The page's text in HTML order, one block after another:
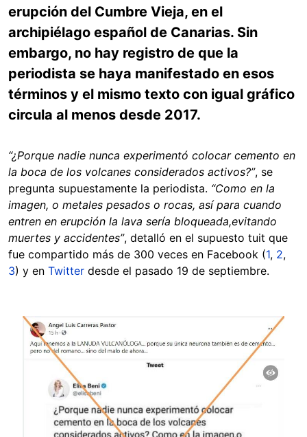
erupción del Cumbre Vieja, en el
archipiélago español de Canarias. Sin
embargo, no hay registro de que la
periodista se haya manifestado en esos
términos y el mismo texto con igual gráfico
circula al menos desde 2017.
“¿Porque nadie nunca experimentó colocar cemento en
la boca de los volcanes considerados activos?”, se
pregunta supuestamente la periodista. “Como en la
imagen, o metales pesados o rocas, así para cuando
entren en erupción la lava sería bloqueada,evitando
muertes y accidentes”, detalló en el supuesto tuit que
fue compartido más de 300 veces en Facebook (1, 2,
3) y en Twitter desde el pasado 19 de septiembre.
Image